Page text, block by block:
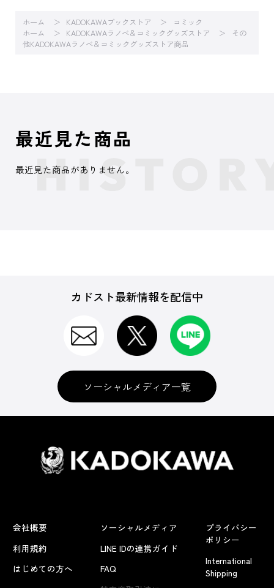
ホーム KADOKAWAブックストア
コミック
ホーム
KADOKAWAラノベ＆コミックグッズストア
その
他KADOKAWAラノベ＆コミックグッズストア商品
最近見た商品
最近見た商品がありません。
カドスト最新情報を配信中
ソーシャルメディア一覧
会社概要
利用規約
はじめての方へ
ソーシャルメディア
LINE IDの連携ガイド
FAQ
プライバシー
ポリシー
International
Shipping